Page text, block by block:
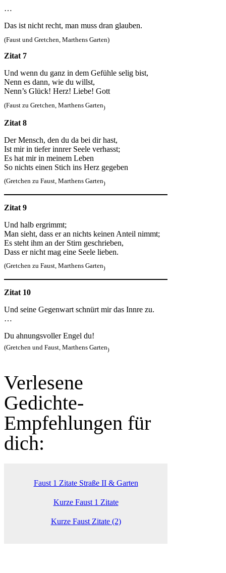
…
Das ist nicht recht, man muss dran glauben.
(Faust und Gretchen, Marthens Garten)
Zitat 7
Und wenn du ganz in dem Gefühle selig bist,
Nenn es dann, wie du willst,
Nenn’s Glück! Herz! Liebe! Gott
(Faust zu Gretchen, Marthens Garten)
Zitat 8
Der Mensch, den du da bei dir hast,
Ist mir in tiefer innrer Seele verhasst;
Es hat mir in meinem Leben
So nichts einen Stich ins Herz gegeben
(Gretchen zu Faust, Marthens Garten)
Zitat 9
Und halb ergrimmt;
Man sieht, dass er an nichts keinen Anteil nimmt;
Es steht ihm an der Stirn geschrieben,
Dass er nicht mag eine Seele lieben.
(Gretchen zu Faust, Marthens Garten)
Zitat 10
Und seine Gegenwart schnürt mir das Innre zu.
…
Du ahnungsvoller Engel du!
(Gretchen und Faust, Marthens Garten)
Verlesene
Gedichte-
Empfehlungen für
dich:
Faust 1 Zitate Straße II & Garten
Kurze Faust 1 Zitate
Kurze Faust Zitate (2)